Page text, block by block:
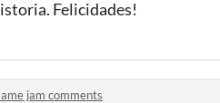
Felicidades!
jam comments